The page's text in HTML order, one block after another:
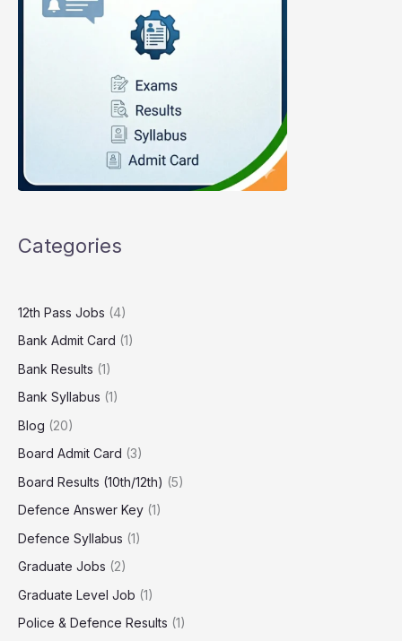
Categories
12th Pass Jobs (4)
Bank Admit Card (1)
Bank Results (1)
Bank Syllabus (1)
Blog (20)
Board Admit Card (3)
Board Results (10th/12th) (5)
Defence Answer Key (1)
Defence Syllabus (1)
Graduate Jobs (2)
Graduate Level Job (1)
Police & Defence Results (1)